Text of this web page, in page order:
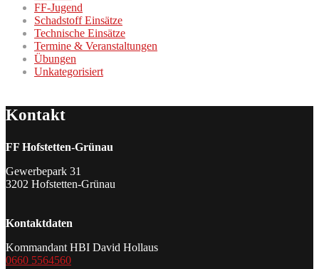
FF-Jugend
Schadstoff Einsätze
Technische Einsätze
Termine & Veranstaltungen
Übungen
Unkategorisiert
Kontakt
FF Hofstetten-Grünau
Gewerbepark 31
3202 Hofstetten-Grünau
Kontaktdaten
Kommandant HBI David Hollaus
0660 5564560